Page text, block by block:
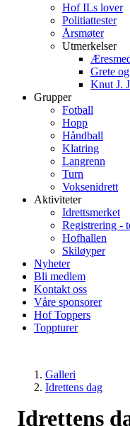
Hof ILs lover
Politiattester
Årsmøter
Utmerkelser
Grete
Knut J.
Grupper
Fotball
Hopp
Håndball
Klatring
Langrenn
Turn
Voksenidrett
Aktiviteter
Idrettsmerket
Registrering -
Hofhallen
Skiløyper
Nyheter
Bli medlem
Kontakt oss
Våre sponsorer
Hof Toppers
Toppturer
Galleri
Idrettens dag
Idrettens